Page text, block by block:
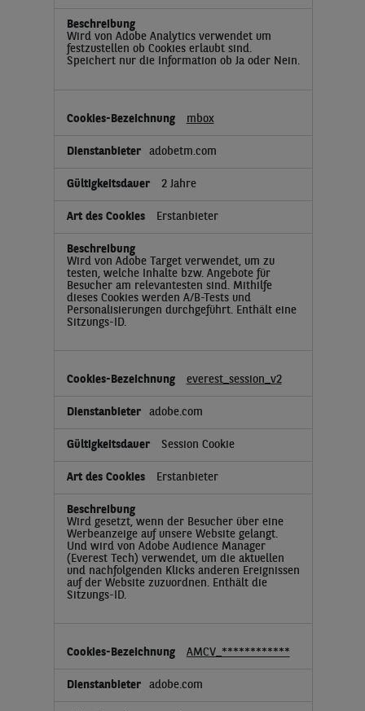
Wird von Adobe Analytics verwendet um
festzustellen ob Cookies erlaubt sind.
Speichert nur die Information ob Ja oder Nein.
mbox
adobetm.com
2 Jahre
Erstanbieter
Wird von Adobe Target verwendet, um zu
testen, welche Inhalte bzw. Angebote für
Besucher am relevantesten sind. Mithilfe
dieses Cookies werden A/B-Tests und
Personalisierungen durchgeführt. Enthält eine
Sitzungs-ID.
everest_session_v2
adobe.com
Session Cookie
Erstanbieter
Wird gesetzt, wenn der Besucher über eine
Werbeanzeige auf unsere Website gelangt.
Und wird von Adobe Audience Manager
(Everest Tech) verwendet, um die aktuellen
und nachfolgenden Klicks anderen Ereignissen
auf der Website zuzuordnen. Enthält die
Sitzungs-ID.
AMCV_************
adobe.com